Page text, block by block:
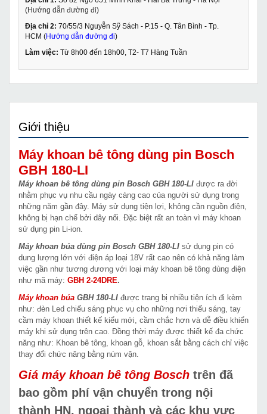
(Hướng dẫn đường đi)
Địa chỉ 2: 70/55/3 Nguyễn Sỹ Sách - P.15 - Q. Tân Bình - Tp.
HCM (Hướng dẫn đường đi)
Làm việc: Từ 8h00 đến 18h00, T2- T7 Hàng Tuần
Giới thiệu
Máy khoan bê tông dùng pin Bosch
GBH 180-LI
Máy khoan bê tông dùng pin Bosch GBH 180-LI được ra đời
nhằm phục vụ nhu cầu ngày càng cao của người sử dụng trong
những năm gần đây. Máy sử dụng tiện lợi, không cần nguồn điện,
không bị hạn chế bởi dây nối. Đặc biệt rất an toàn vì máy khoan
sử dụng pin Li-ion.
Máy khoan búa dùng pin Bosch GBH 180-LI sử dụng pin có
dung lượng lớn với điện áp loại 18V rất cao nên có khả năng làm
việc gần như tương đương với loại máy khoan bê tông dùng điện
như mã máy: GBH 2-24DRE.
Máy khoan búa GBH 180-LI được trang bị nhiều tiện ích đi kèm
như: đèn Led chiếu sáng phục vụ cho những nơi thiếu sáng, tay
cầm máy khoan thiết kế kiểu mới, cầm chắc hơn và dễ điều khiển
máy khi sử dụng trên cao. Đồng thời máy được thiết kế đa chức
năng như: Khoan bê tông, khoan gỗ, khoan sắt bằng cách chỉ việc
thay đổi chức năng bằng núm vặn.
Giá máy khoan bê tông Bosch trên đã
bao gồm phí vận chuyển trong nội
thành HN, ngoại thành và các khu vực